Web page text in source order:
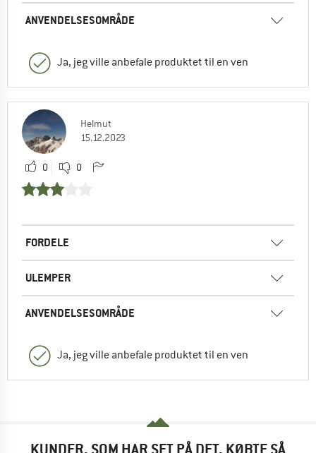
ANVENDELSESOMRÅDE
Ja, jeg ville anbefale produktet til en ven
Helmut
15.12.2023
0 0
FORDELE
ULEMPER
ANVENDELSESOMRÅDE
Ja, jeg ville anbefale produktet til en ven